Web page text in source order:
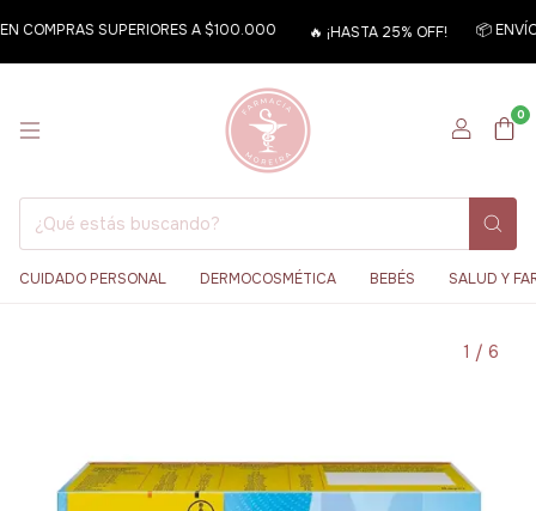
COMPRAS SUPERIORES A $100.000 🔥 ¡HASTA 25% OFF! 📦
0
CUIDADO PERSONAL DERMOCOSMÉTICA BEBÉS SALUD Y
1 / 6